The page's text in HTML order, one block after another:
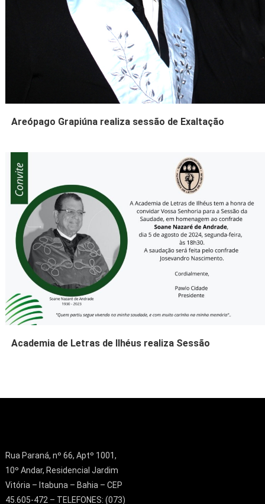
Areópago Grapiúna realiza sessão de Exaltação
Academia de Letras de Ilhéus realiza Sessão
Rua Paraná, nº 66, Aptº 1001,
10º Andar, Residencial Jardim
Vitória – Itabuna – Bahia – CEP
45.605-472 – TELEFONES: (073)